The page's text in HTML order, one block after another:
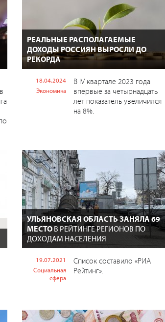
РЕАЛЬНЫЕ РАСПОЛАГАЕМЫЕ
ДОХОДЫ РОССИЯН ВЫРОСЛИ ДО
РЕКОРДА
18.04.2024
Экономика
В IV квартале 2023 года
впервые за четырнадцать
лет показатель увеличился
на 8%.
УЛЬЯНОВСКАЯ ОБЛАСТЬ ЗАНЯЛА 69
МЕСТО В РЕЙТИНГЕ РЕГИОНОВ ПО
ДОХОДАМ НАСЕЛЕНИЯ
19.07.2021
Социальная
сфера
Список составило «РИА
Рейтинг».